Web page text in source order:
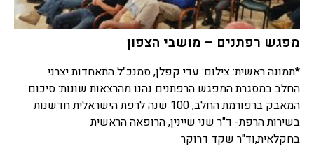
מפגש רפתנים – מושבי הצפון
*תמונה ראשית: צילום: עדי קפלן, סמנכ"ל התאחדות יצרני
החלב במסגרת המפגש הרפתנים נהנו מהרצאות שונות: סיכום
המאבק ברפורמת החלב, 100 שנה לרפת הישראלית חדשנות
בשירות הרפת- ד"ר שני שיינין, הרופאה הראשית
בחקלאית,וד"ר שקד דרוקר